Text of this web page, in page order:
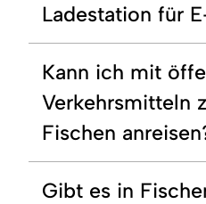
Ladestation für
Kann ich mit
Verkehrsmitteln
Fischen
Gibt es in